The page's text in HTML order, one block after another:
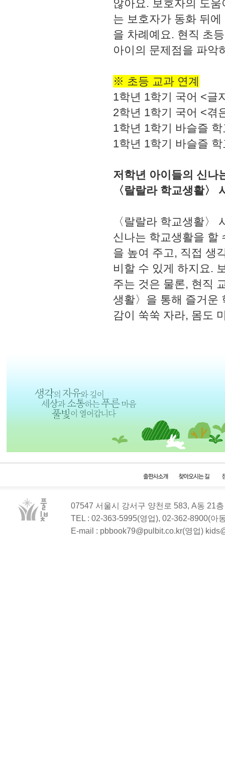
않아요. 보호자의 도
는 보호자가 동화 뒤에
을 차례예요. 현직 초
아이의 문제점을 파악
※ 초등 교과 연계
1학년 1학기 국어 <글
2학년 1학기 국어 <겪
1학년 1학기 바슬즐
1학년 1학기 바슬즐
저학년 아이들의 신나
〈랄랄라 학교생활〉
〈랄랄라 학교생활〉
신나는 학교생활을 할
을 높여 주고, 직접 생
비할 수 있게 하지요.
주는 것은 물론, 현직
생활〉을 통해 즐거운
감이 쑥쑥 자라, 몸도
07547 서울시 강서구 양천로 583, A동 21
TEL : 02-363-5995(영업), 02-362-8900(아
E-mail : pbbook79@pulbit.co.kr(영업)